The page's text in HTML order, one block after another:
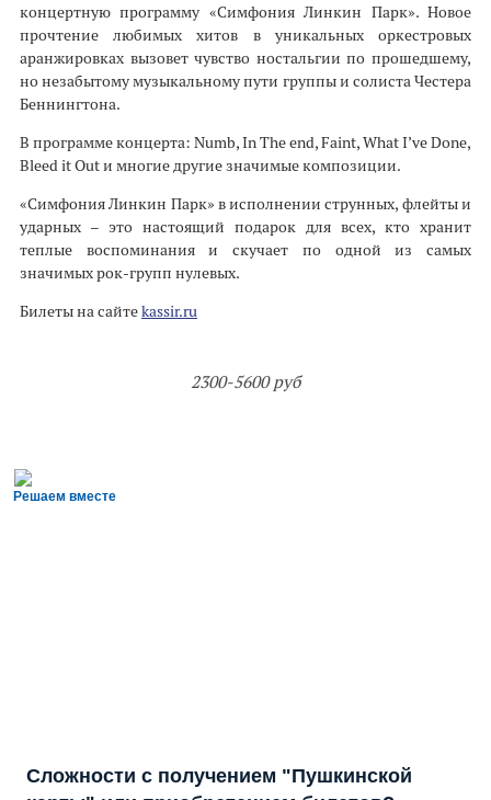
концертную программу «Симфония Линкин Парк». Новое
прочтение любимых хитов в уникальных оркестровых
аранжировках вызовет чувство ностальгии по прошедшему,
но незабытому музыкальному пути группы и солиста Честера
Беннингтона.
В программе концерта: Numb, In The end, Faint, What I’ve Done,
Bleed it Out и многие другие значимые композиции.
«Симфония Линкин Парк» в исполнении струнных, флейты и
ударных – это настоящий подарок для всех, кто хранит
теплые воспоминания и скучает по одной из самых
значимых рок-групп нулевых.
Билеты на сайтеkassir.ru
2300-5600 руб
Решаем вместе
Сложности с получением "Пушкинской